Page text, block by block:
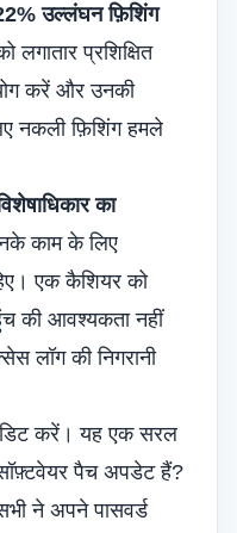
उल्लंघन फ़िशिंग
लगातार प्रशिक्षित
करें और उनकी
नकली फ़िशिंग हमले
का
काम के लिए
एक कैशियर को
की आवश्यकता नहीं
लॉग की निगरानी
करें। यह एक सरल
पैच अपडेट हैं?
ने अपने पासवर्ड